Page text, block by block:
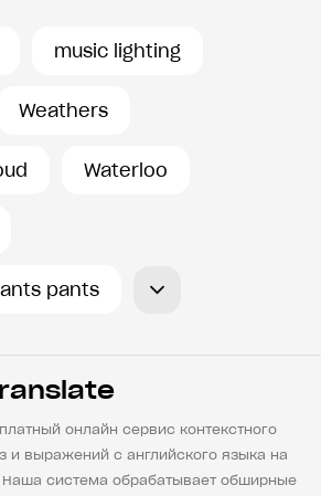
music lighting
Weathers
Waterloo
pants
онлайн сервис контекстного
и выражений с английского языка на
Наша система обрабатывает обширные